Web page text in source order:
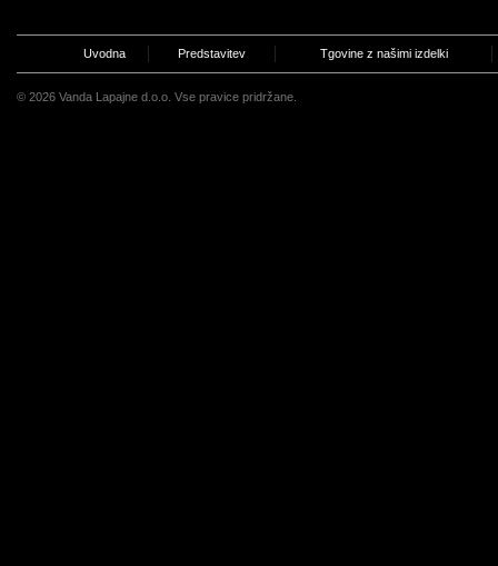
Uvodna Predstavitev Tgovine z našimi izdelki
© 2026 Vanda Lapajne d.o.o. Vse pravice pridržane.